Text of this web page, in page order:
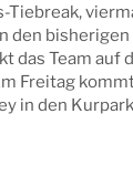
Tiebreak,
den
das Team auf
Freitag
in den